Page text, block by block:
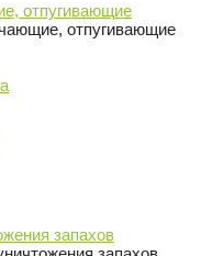
отпугивающие
отпугивающие
запахов